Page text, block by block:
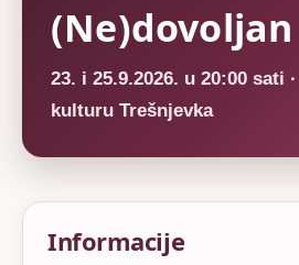
(Ne)dovoljan
23. i 25.9.2026. u 20:00 sati
kulturu Trešnjevka
Informacije